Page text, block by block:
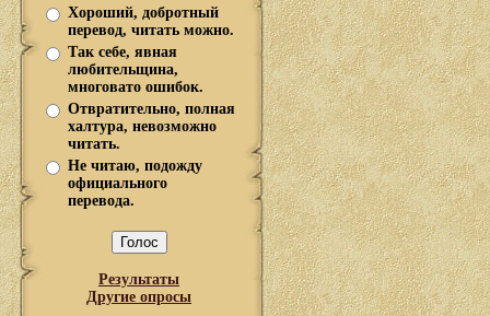
Хороший, добротный
перевод, читать можно.
Так себе, явная
любительщина,
многовато ошибок.
Отвратительно, полная
халтура, невозможно
читать.
Не читаю, подожду
официального
перевода.
Результаты
Другие опросы